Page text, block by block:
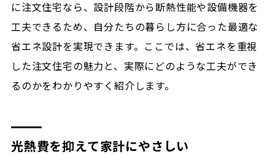
に注文住宅なら、設計段階から断熱性能や設備機器を
工夫できるため、自分たちの暮らし方に合った最適な
省エネ設計を実現できます。ここでは、省エネを重視
した注文住宅の魅力と、実際にどのような工夫ができ
るのかをわかりやすく紹介します。
光熱費を抑えて家計にやさしい